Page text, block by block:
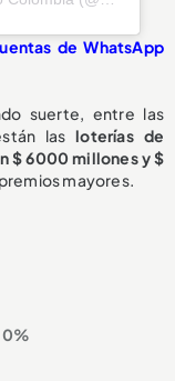
de WhatsApp
suerte, entre las
lasloterías de
$ 6000 millones y $
mayores.
0%